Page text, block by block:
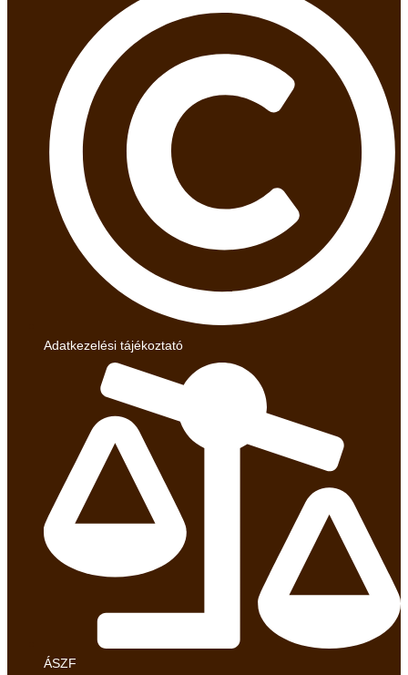
Adatkezelési tájékoztató
ÁSZF